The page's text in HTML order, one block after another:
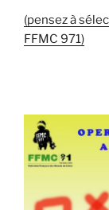
(pensez à
FFMC 971)